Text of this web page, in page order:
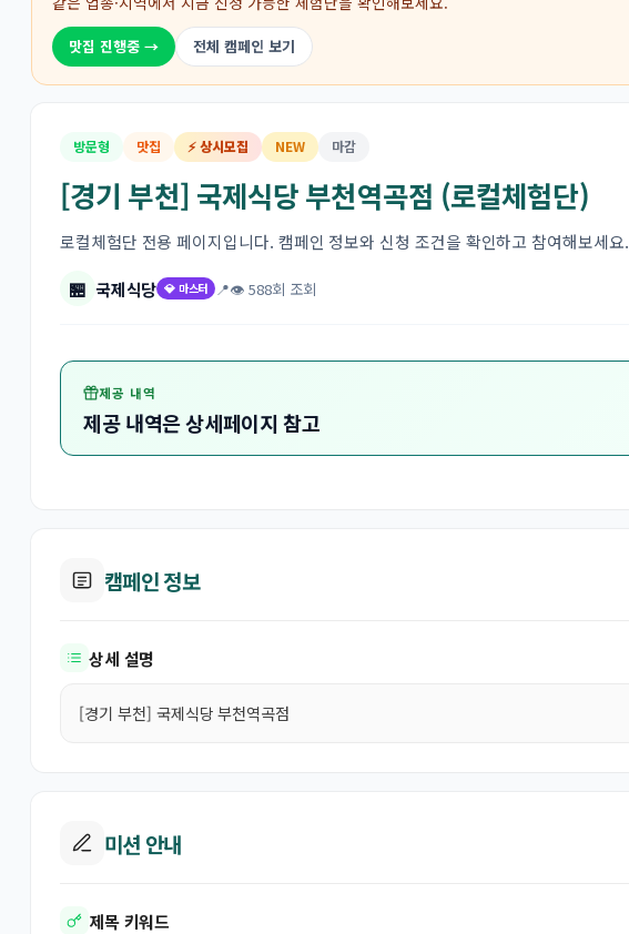
맛집 진행중 → 전체 캠페인 보기
방문형 맛집 ⚡ 상시모집 NEW 마감
[경기 부천] 국제식당 부천역곡점 (로컬체험단)
로컬체험단 전용 페이지입니다. 캠페인 정보와 신청 조건을 확인하고 참여해보세요.
🏪 국제식당 💎 마스터 📍👁 588회 조회
제공 내역
제공 내역은 상세페이지 참고
캠페인 정보
상세 설명
[경기 부천] 국제식당 부천역곡점
미션 안내
제목 키워드